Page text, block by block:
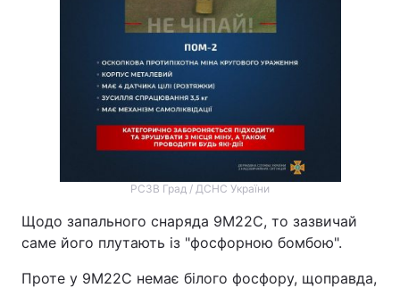
РСЗВ Град / ДСНС України
Щодо запального снаряда 9М22С, то зазвичай
саме його плутають із "фосфорною бомбою".
Проте у 9М22С немає білого фосфору, щоправда,